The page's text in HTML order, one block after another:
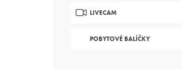
LIVECAM
POBYTOVÉ BALÍČKY